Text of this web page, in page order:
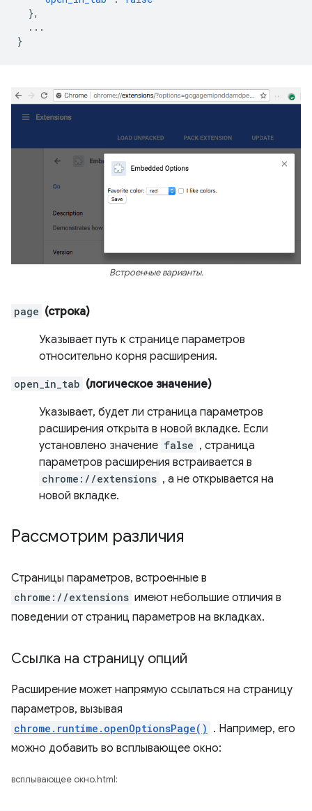
},
...
}
Встроенные варианты.
page (строка)
Указывает путь к странице параметров
относительно корня расширения.
open_in_tab (логическое значение)
Указывает, будет ли страница параметров
расширения открыта в новой вкладке. Если
установлено значение false , страница
параметров расширения встраивается в
chrome://extensions , а не открывается на
новой вкладке.
Рассмотрим различия
Страницы параметров, встроенные в
chrome://extensions имеют небольшие отличия в
поведении от страниц параметров на вкладках.
Ссылка на страницу опций
Расширение может напрямую ссылаться на страницу
параметров, вызывая
chrome.runtime.openOptionsPage() . Например, его
можно добавить во всплывающее окно:
всплывающее окно.html: